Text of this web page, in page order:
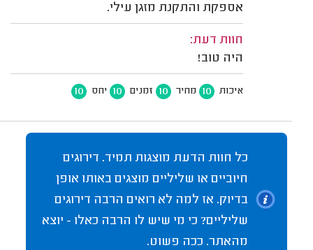
אספקת והתקנת מזגן עילי.
חוות דעת:
היה טוב!
איכות 10 מחיר 10 זמנים 10 יחס 10
כל חוות הדעת מוצגות תמיד. דירוגים
חיוביים או שליליים מוצגים באותו אופן
בדיוק. אז למה לא רואים הרבה דירוגים
שליליים? כי מי שיש לו הרבה כאלו - יוצא
מהאתר. ככה פשוט.